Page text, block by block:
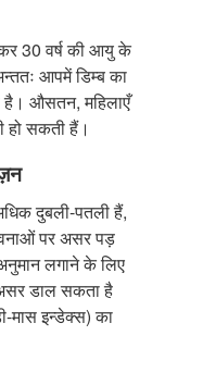
30 वर्ष की आयु के
आपमें डिम्ब का
है। औसतन, महिलाएँ
हो सकती हैं।
दुबली-पतली हैं,
पर असर पड़
लगाने के लिए
डाल सकता है
मास इन्डेक्स) का